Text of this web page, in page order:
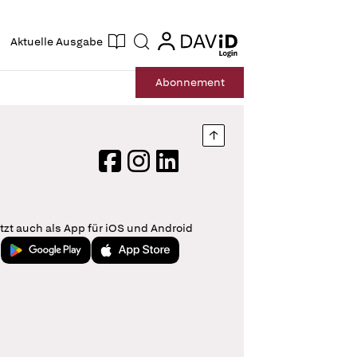
Aktuelle Ausgabe Suche login
login
Abonnement
Nach oben springen
FacebookInstagram
LinkedIn
auch als App für iOS und Android
Jetzt bei Google PlayLaden im App Store